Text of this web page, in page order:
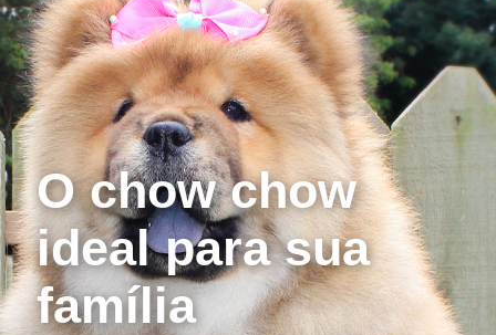
O chow chow
ideal para sua
família